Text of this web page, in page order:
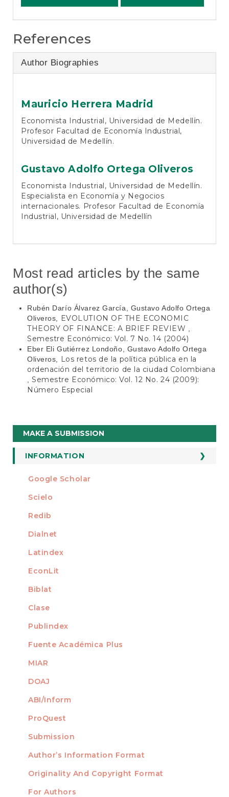
References
Author Biographies
Mauricio Herrera Madrid
Economista Industrial, Universidad de Medellín.
Profesor Facultad de Economía Industrial,
Universidad de Medellín.
Gustavo Adolfo Ortega Oliveros
Economista Industrial, Universidad de Medellín.
Especialista en Economía y Negocios
internacionales. Profesor Facultad de Economía
Industrial, Universidad de Medellín
Most read articles by the same
author(s)
Rubén Darío Álvarez García, Gustavo Adolfo Ortega
Oliveros,
EVOLUTION OF THE ECONOMIC
THEORY OF FINANCE: A BRIEF REVIEW
Semestre Económico: Vol. 7 No. 14 (2004)
Eber Eli Gutiérrez Londoño, Gustavo Adolfo Ortega
Oliveros,
Los retos de la política pública en la
ordenación del territorio de la ciudad Colombiana
,Semestre Económico: Vol. 12 No. 24 (2009):
Número Especial
Make
a
Submission
MAKE A SUBMISSION
INFORMATION
For Readers
For Librarians
INDEXED AT
Google Scholar
Scielo
Redib
Dialnet
Latindex
EconLit
Biblat
Clase
Publindex
Fuente Académica Plus
MIAR
DOAJ
ABI/Inform
ProQuest
AUTHORS
Submission
Author’s Information Format
Originality And Copyright Format
For Authors